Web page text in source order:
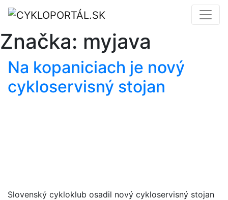
Značka: myjava
Na kopaniciach je nový
cykloservisný stojan
Slovenský cykloklub osadil nový cykloservisný stojan